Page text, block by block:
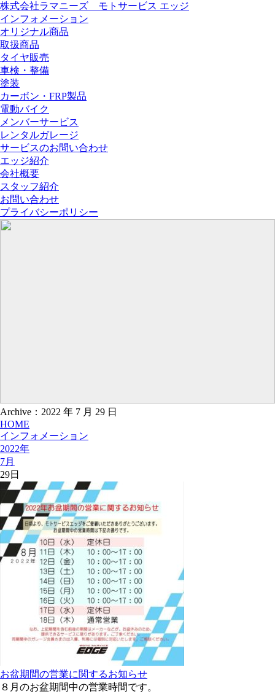
株式会社ラマニーズ モトサービス エッジ
インフォメーション
オリジナル商品
取扱商品
タイヤ販売
車検・整備
塗装
カーボン・FRP製品
電動バイク
メンバーサービス
レンタルガレージ
サービスのお問い合わせ
エッジ紹介
会社概要
スタッフ紹介
お問い合わせ
プライバシーポリシー
Archive：2022 年 7 月 29 日
HOME
インフォメーション
2022年
7月
29日
お盆期間の営業に関するお知らせ
８月のお盆期間中の営業時間です。